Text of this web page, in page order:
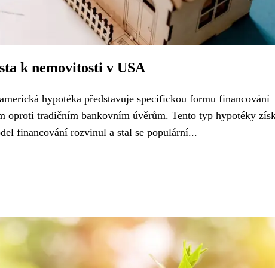
k nemovitosti v USA
hypotéka představuje specifickou formu financování
oproti tradičním bankovním úvěrům. Tento typ hypotéky
financování rozvinul a stal se populární...